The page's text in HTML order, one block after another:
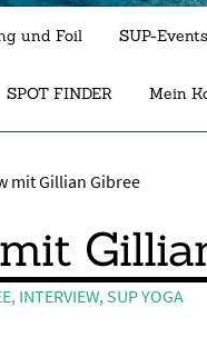
und Foil SUP-Events
SPOT FINDER Mein
mit Gillian Gibree
, INTERVIEW, SUP YOGA